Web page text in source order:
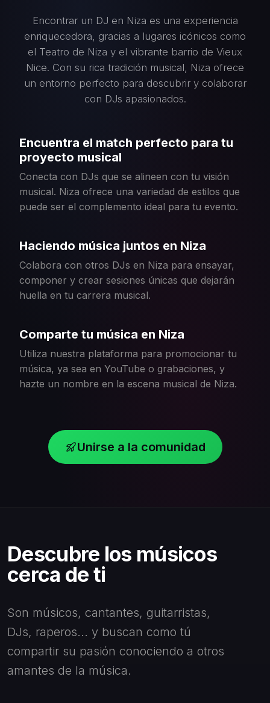
Encontrar un DJ en Niza es una experiencia
enriquecedora, gracias a lugares icónicos como
el Teatro de Niza y el vibrante barrio de Vieux
Nice. Con su rica tradición musical, Niza ofrece
un entorno perfecto para descubrir y colaborar
con DJs apasionados.
Encuentra el match perfecto para tu
proyecto musical
Conecta con DJs que se alineen con tu visión
musical. Niza ofrece una variedad de estilos que
puede ser el complemento ideal para tu evento.
Haciendo música juntos en Niza
Colabora con otros DJs en Niza para ensayar,
componer y crear sesiones únicas que dejarán
huella en tu carrera musical.
Comparte tu música en Niza
Utiliza nuestra plataforma para promocionar tu
música, ya sea en YouTube o grabaciones, y
hazte un nombre en la escena musical de Niza.
Unirse a la comunidad
Descubre los músicos
cerca de ti
Son músicos, cantantes, guitarristas,
DJs, raperos... y buscan como tú
compartir su pasión conociendo a otros
amantes de la música.